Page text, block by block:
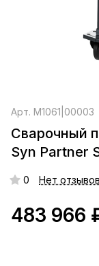
Арт. M1061|00003
Сварочный
Syn Partner
0 Нет отзывов
483 966